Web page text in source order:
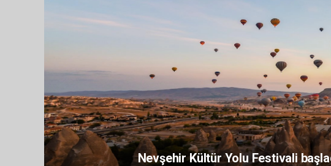
Dede Korkut Millî Bir Destandır